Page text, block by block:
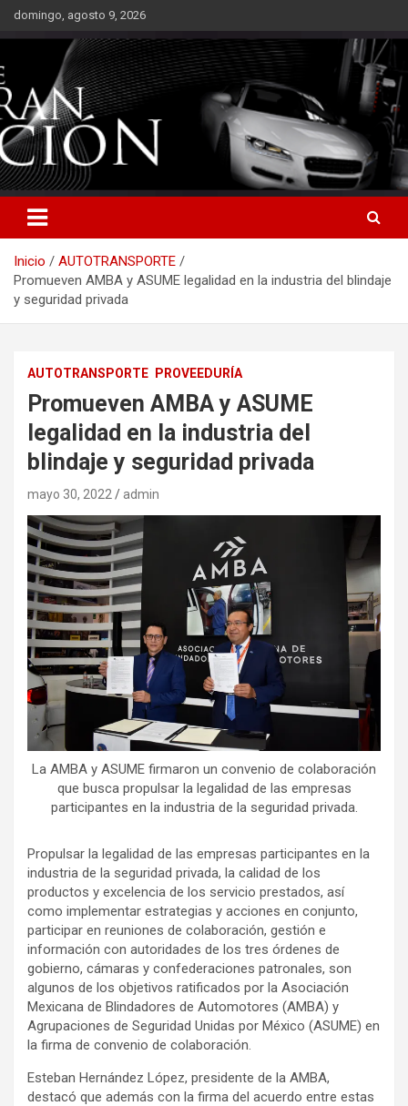
Saltardomingo, agosto 9, 2026
Inicio
AUTOTRANSPORTE
Promueven AMBA y ASUME legalidad en la industria del blindaje
y seguridad privada
AUTOTRANSPORTE PROVEEDURÍA
Promueven AMBA y ASUME
legalidad en la industria del
blindaje y seguridad privada
mayo 30, 2022 admin
La AMBA y ASUME firmaron un convenio de colaboración
que busca propulsar la legalidad de las empresas
participantes en la industria de la seguridad privada.
Propulsar la legalidad de las empresas participantes en la
industria de la seguridad privada, la calidad de los
productos y excelencia de los servicio prestados, así
como implementar estrategias y acciones en conjunto,
participar en reuniones de colaboración, gestión e
información con autoridades de los tres órdenes de
gobierno, cámaras y confederaciones patronales, son
algunos de los objetivos ratificados por la Asociación
Mexicana de Blindadores de Automotores (AMBA) y
Agrupaciones de Seguridad Unidas por México (ASUME) en
la firma de convenio de colaboración.
Esteban Hernández López, presidente de la AMBA,
destacó que además con la firma del acuerdo entre estas